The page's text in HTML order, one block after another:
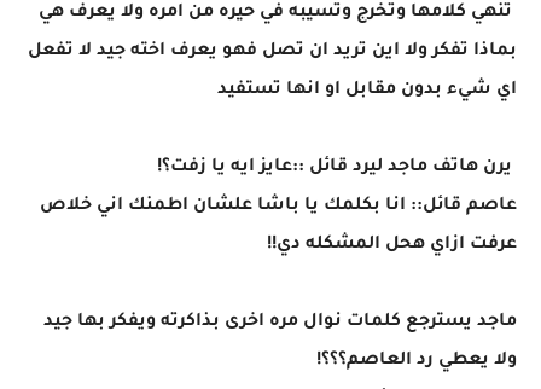
تنهي كلامها وتخرج وتسيبه في حيره من امره ولا يعرف هي
بماذا تفكر ولا اين تريد ان تصل فهو يعرف اخته جيد لا تفعل
اي شيء بدون مقابل او انها تستفيد
يرن هاتف ماجد ليرد قائل ::عايز ايه يا زفت؟!
عاصم قائل:: انا بكلمك يا باشا علشان اطمنك اني خلاص
عرفت ازاي هحل المشكله دي!!
ماجد يسترجع كلمات نوال مره اخرى بذاكرته ويفكر بها جيد
ولا يعطي رد العاصم؟؟؟!